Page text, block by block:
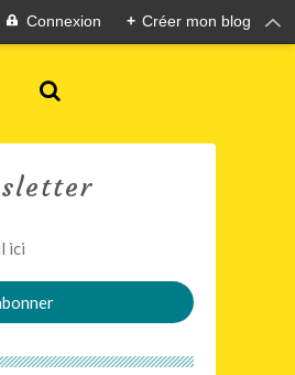
Connexion + Créer mon blog